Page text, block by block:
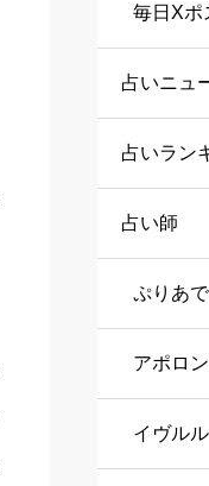
毎日Xポ
占いニュ
占いラン
占い師
ぷりあ
アポロ
イヴル